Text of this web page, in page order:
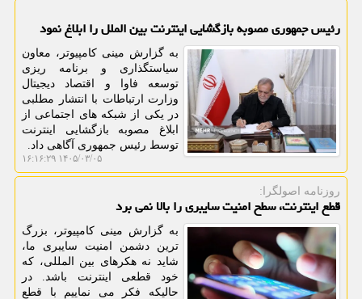
رئیس جمهوری مصوبه بازگشایی اینترنت بین الملل را ابلاغ نمود
به گزارش مینی کامپیوتر، معاون
سیاستگذاری و برنامه ریزی
توسعه فاوا و اقتصاد دیجیتال
وزارت ارتباطات با انتشار مطلبی
در یکی از شبکه های اجتماعی از
ابلاغ مصوبه بازگشایی اینترنت
توسط رئیس جمهوری آگاهی داد.
۱۴۰۵/۰۳/۰۵ ۱۶:۱۶:۲۹
روزنامه اصولگرا:
قطع اینترنت، سطح امنیت سایبری را بالا نمی برد
به گزارش مینی کامپیوتر، بزرگ
ترین دشمن امنیت سایبری ما،
شاید نه هکرهای بین المللی، که
خود قطعی اینترنت باشد. در
حالیکه فکر می نماییم با قطع